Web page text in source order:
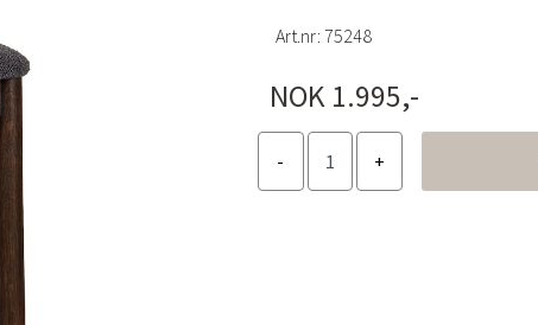
Art.nr: 75248
NOK 1.995,-